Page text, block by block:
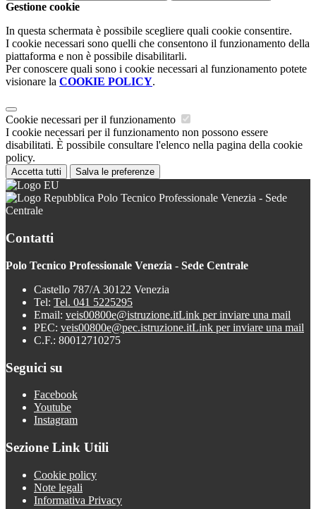
Gestione cookie
In questa schermata è possibile scegliere quali cookie consentire.
I cookie necessari sono quelli che consentono il funzionamento della
piattaforma e non è possibile disabilitarli.
Per conoscere quali sono i cookie necessari al funzionamento potete
visionare la COOKIE POLICY.
Cookie necessari per il funzionamento
I cookie necessari per il funzionamento non possono essere
disabilitati. È possibile consultare l'elenco nella pagina della cookie
policy.
Accetta tutti Salva le preferenze
Polo Tecnico Professionale Venezia - Sede
Centrale
Contatti
Polo Tecnico Professionale Venezia - Sede Centrale
Castello 787/A 30122 Venezia
Tel: Tel. 041 5225295
Email: veis00800e@istruzione.itLink per inviare una mail
PEC: veis00800e@pec.istruzione.itLink per inviare una mail
C.F.: 80012710275
Seguici su
Facebook
Youtube
Instagram
Sezione Link Utili
Cookie policy
Note legali
Informativa Privacy